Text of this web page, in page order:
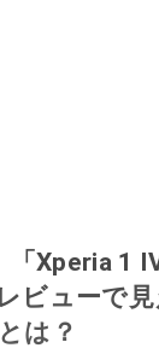
「Xperia 1
ビューで
は？